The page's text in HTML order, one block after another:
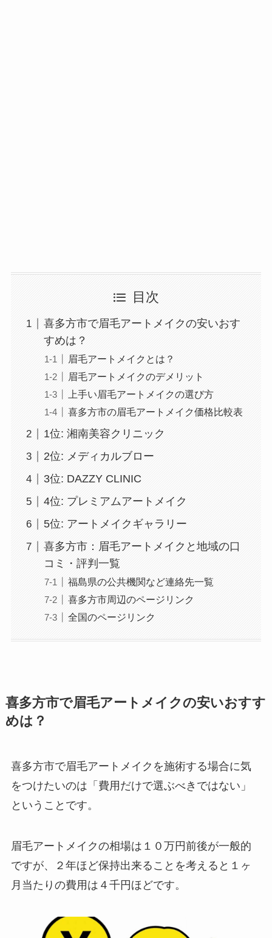
目次
喜多方市で眉毛アートメイクの安いおす
すめは？
眉毛アートメイクとは？
眉毛アートメイクのデメリット
上手い眉毛アートメイクの選び方
喜多方市の眉毛アートメイク価格比較表
1位: 湘南美容クリニック
2位: メディカルブロー
3位: DAZZY CLINIC
4位: プレミアムアートメイク
5位: アートメイクギャラリー
喜多方市：眉毛アートメイクと地域の口
コミ・評判一覧
福島県の公共機関など連絡先一覧
喜多方市周辺のページリンク
全国のページリンク
喜多方市で眉毛アートメイクの安いおすす
めは？
喜多方市で眉毛アートメイクを施術する場合に気
をつけたいのは 「費用だけで選ぶべきではない」
ということです。
眉毛アートメイクの相場は１０万円前後が一般的
ですが、２年ほど保持出来ることを考えると１ヶ
月当たりの費用は４千円ほどです。